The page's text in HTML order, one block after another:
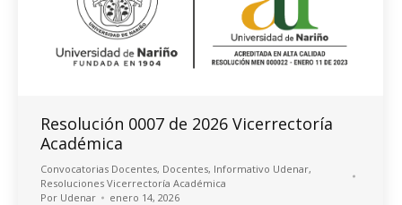
Resolución 0007 de 2026 Vicerrectoría
Académica
Convocatorias Docentes, Docentes, Informativo Udenar,
Resoluciones Vicerrectoría Académica
Por Udenar enero 14, 2026